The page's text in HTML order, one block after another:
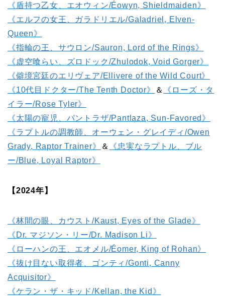
《盾持つ乙女、エオウィン/Éowyn, Shieldmaiden》
《エルフの女王、ガラドリエル/Galadriel, Elven-
Queen》
《指輪の王、サウロン/Sauron, Lord of the Rings》
《虚空喰らい、ズロドック/Zhulodok, Void Gorger》
《僻境宮廷のエリヴェア/Ellivere of the Wild Court》
《10代目ドクター/The Tenth Doctor》
＆
《ローズ・タ
イラー/Rose Tyler》
《太陽の寵児、パントラザ/Pantlaza, Sun-Favored》
《ラプトルの調教師、オーウェン・グレイディ/Owen
Grady, Raptor Trainer》
＆
《忠実なラプトル、ブル
ー/Blue, Loyal Raptor》
【2024年】
《林間の眼、カウスト/Kaust, Eyes of the Glade》
《Dr. マジソン・リー/Dr. Madison Li》
《ローハンの王、エオメル/Éomer, King of Rohan》
《抜け目ない取得者、ゴンティ/Gonti, Canny
Acquisitor》
《ケラン・ザ・キッド/Kellan, the Kid》